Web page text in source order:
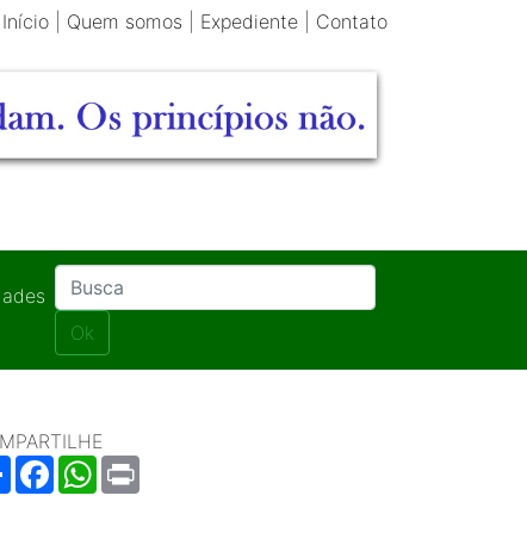
Início Quem somos Expediente Contato
Ok
ShareFacebookWhatsApp